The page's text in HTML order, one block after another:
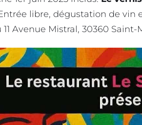
libre, dégustation de vin
11 Avenue Mistral, 30360